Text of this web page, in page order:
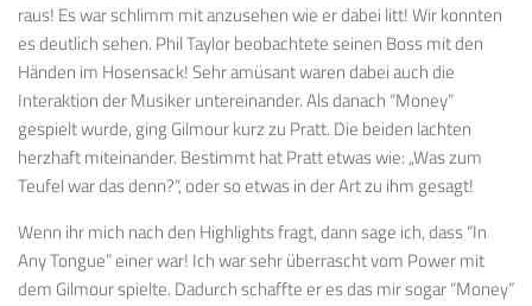
raus! Es war schlimm mit anzusehen wie er dabei litt! Wir konnten
es deutlich sehen. Phil Taylor beobachtete seinen Boss mit den
Händen im Hosensack! Sehr amüsant waren dabei auch die
Interaktion der Musiker untereinander. Als danach “Money”
gespielt wurde, ging Gilmour kurz zu Pratt. Die beiden lachten
herzhaft miteinander. Bestimmt hat Pratt etwas wie: „Was zum
Teufel war das denn?“, oder so etwas in der Art zu ihm gesagt!
Wenn ihr mich nach den Highlights fragt, dann sage ich, dass “In
Any Tongue” einer war! Ich war sehr überrascht vom Power mit
dem Gilmour spielte. Dadurch schaffte er es das mir sogar “Money”